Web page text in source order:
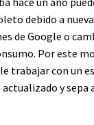
debido a
de Google o
Por este
trabajar con un
y sepa